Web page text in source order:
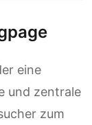
eine
und zentrale
zum